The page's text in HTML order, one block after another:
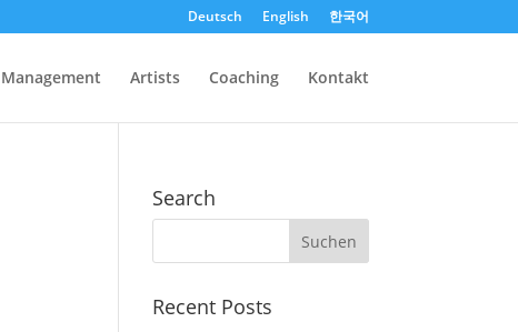
Deutsch English 한국어
Management Artists Coaching Kontakt
Search
Recent Posts